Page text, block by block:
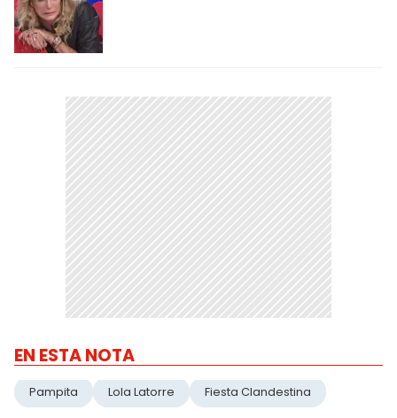
EN ESTA NOTA
Pampita Lola Latorre Fiesta Clandestina